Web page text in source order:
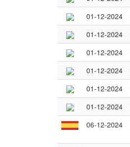
01-12-2024
01-12-2024
01-12-2024
01-12-2024
01-12-2024
01-12-2024
06-12-2024